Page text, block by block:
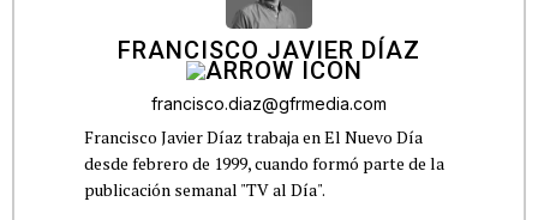
FRANCISCO JAVIER DÍAZ
francisco.diaz@gfrmedia.com
Francisco Javier Díaz trabaja en El Nuevo Día
desde febrero de 1999, cuando formó parte de la
publicación semanal "TV al Día".